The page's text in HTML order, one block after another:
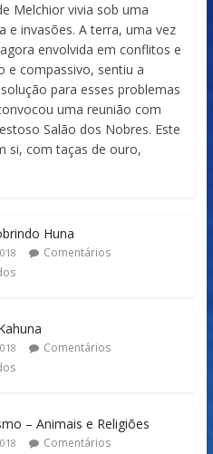
Melchior vivia sob uma
e invasões. A terra, uma vez
envolvida em conflitos e
e compassivo, sentiu a
para esses problemas
uma reunião com
Salão dos Nobres. Este
si, com taças de ouro,
Huna
Comentários
Comentários
– Animais e Religiões
Comentários